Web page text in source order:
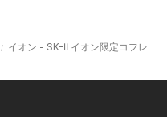
イオン - SK-Ⅱ イオン限定コフレ